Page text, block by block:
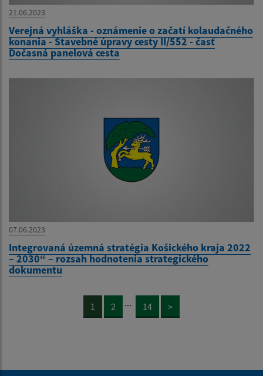
21.06.2023
Verejná vyhláška - oznámenie o začatí kolaudačného
konania - Stavebné úpravy cesty II/552 - časť
Dočasná panelová cesta
07.06.2023
Integrovaná územná stratégia Košického kraja 2022
– 2030“ – rozsah hodnotenia strategického
dokumentu
1 2 ... 14 >